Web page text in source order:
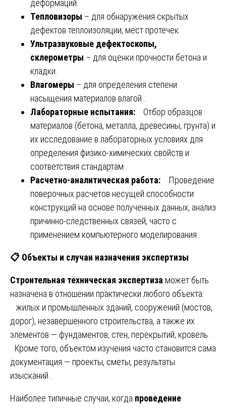
деформаций.
Тепловизоры – для обнаружения скрытых
дефектов теплоизоляции, мест протечек.
Ультразвуковые дефектоскопы,
склерометры – для оценки прочности бетона и
кладки.
Влагомеры – для определения степени
насыщения материалов влагой .
Лабораторные испытания:
Отбор образцов
материалов (бетона, металла, древесины, грунта) и
их исследование в лабораторных условиях для
определения физико-химических свойств и
соответствия стандартам .
Расчетно-аналитическая работа:
Проведение
поверочных расчетов несущей способности
конструкций на основе полученных данных, анализ
причинно-следственных связей, часто с
применением компьютерного моделирования .
📋 Объекты и случаи назначения экспертизы
Строительная техническая экспертиза может быть
назначена в отношении практически любого объекта:
жилых и промышленных зданий, сооружений (мостов,
дорог), незавершенного строительства, а также их
элементов — фундаментов, стен, перекрытий, кровель .
Кроме того, объектом изучения часто становится сама
документация — проекты, сметы, результаты
изысканий .
Наиболее типичные случаи, когда проведение